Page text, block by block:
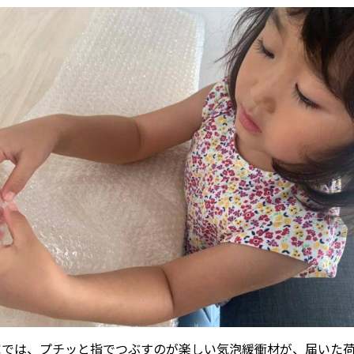
は、プチッと指でつぶすのが楽しい気泡緩衝材が、届いた